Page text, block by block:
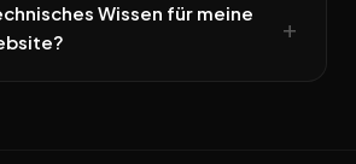
Wissen für meine